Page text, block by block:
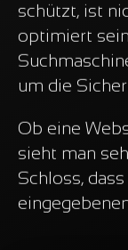
schützt, ist
optimiert
um die
Ob eine
sieht man
Schloss,